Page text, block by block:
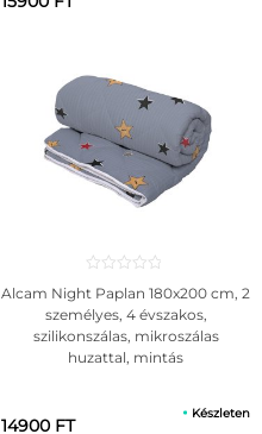
Alcam Night Paplan 180x200 cm, 2
személyes, 4 évszakos,
szilikonszálas, mikroszálas
huzattal, mintás
14900 FT
Készleten